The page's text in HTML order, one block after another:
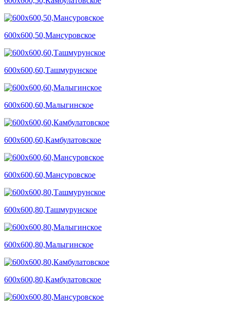
600х600,50,Мансуровское
600х600,60,Ташмурунское
600х600,60,Малыгинское
600х600,60,Камбулатовское
600х600,60,Мансуровское
600х600,80,Ташмурунское
600х600,80,Малыгинское
600х600,80,Камбулатовское